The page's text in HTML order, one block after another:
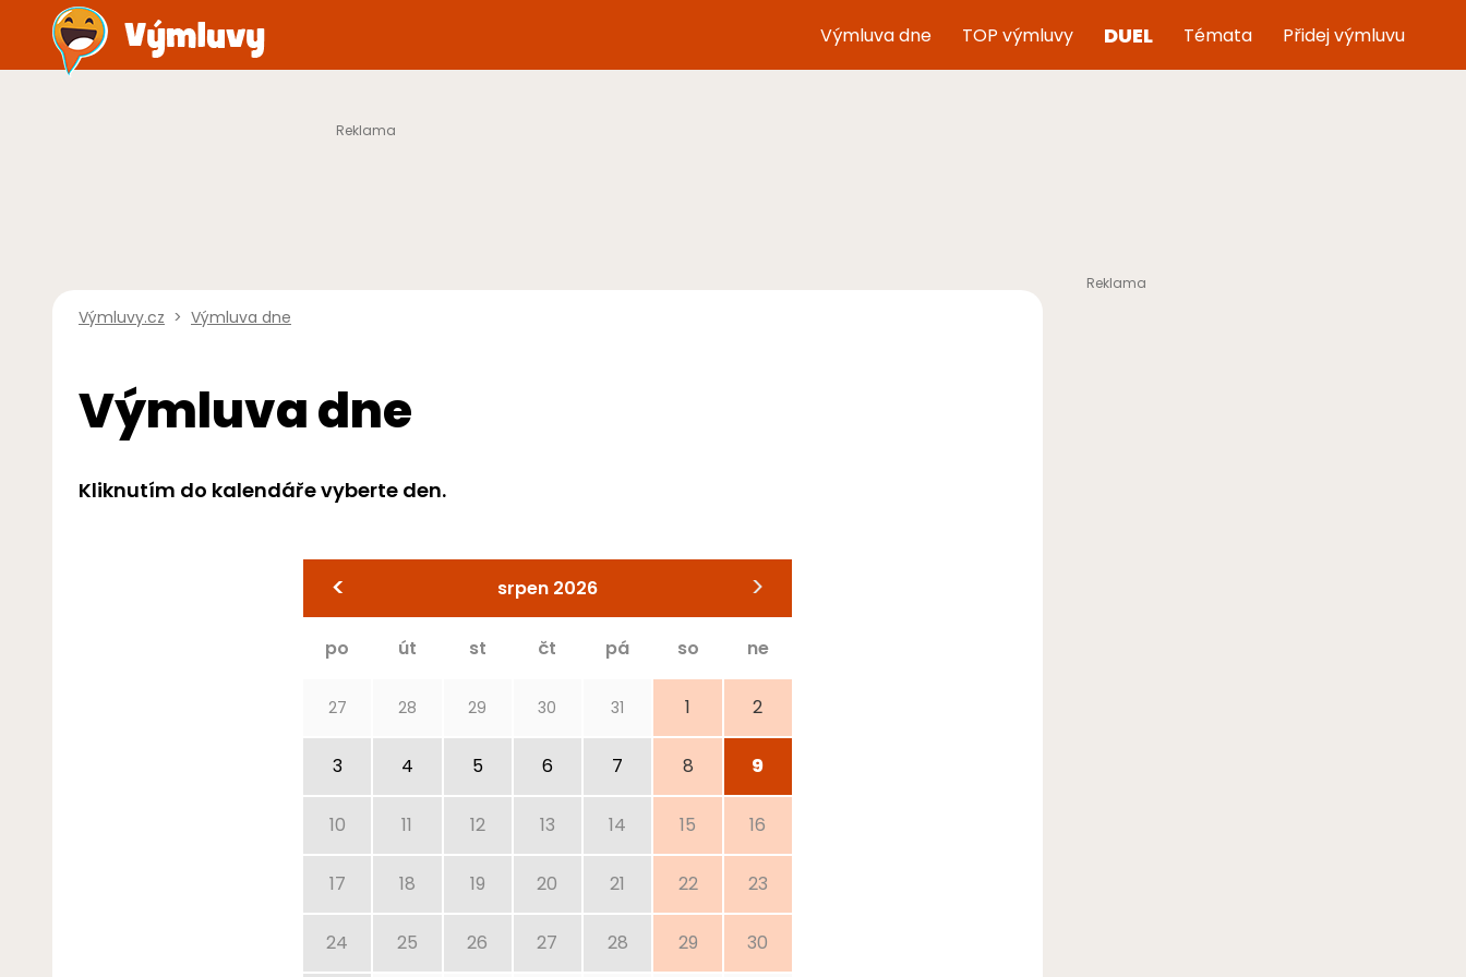
Výmluva dne TOP výmluvy DUEL Témata Přidej výmluvu
Výmluvy.cz > Výmluva dne
Výmluva dne
Kliknutím do kalendáře vyberte den.
< srpen 2026 >
po út st čt pá so ne
27 28 29 30 31 1 2
3 4 5 6 7 8 9
10 11 12 13 14 15 16
17 18 19 20 21 22 23
24 25 26 27 28 29 30